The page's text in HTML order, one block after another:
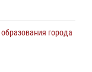
города